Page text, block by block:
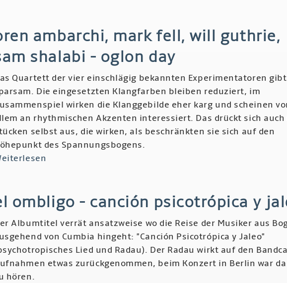
Sound
ambarchi, mark fell, will guthrie,
shalabi - oglon day
Quartett der vier einschlägig bekannten Experimentatoren gibt
Die eingesetzten Klangfarben bleiben reduziert, im
wirken die Klanggebilde eher karg und scheinen
an rhythmischen Akzenten interessiert. Das drückt sich auch
selbst aus, die wirken, als beschränkten sie sich auf den
des Spannungsbogens.
Mark
Fell,
Will
Guthrie,
Sam
Shalabi
ombligo - canción psicotrópica y
Albumtitel verrät ansatzweise wo die Reise der Musiker aus
von Cumbia hingeht: "Canción Psicotrópica y Jaleo"
Lied und Radau). Der Radau wirkt auf den
etwas zurückgenommen, beim Konzert in Berlin war
hören.